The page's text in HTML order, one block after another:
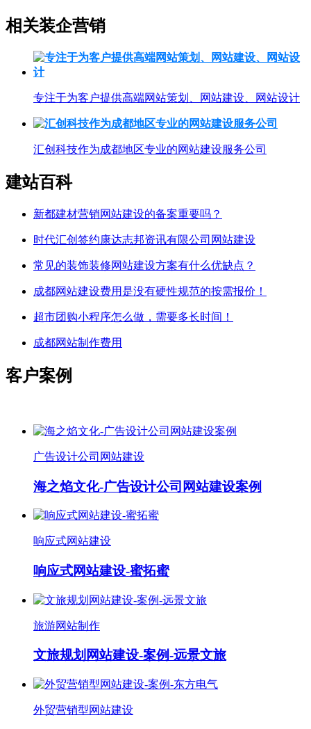
相关装企营销
专注于为客户提供高端网站策划、网站建设、网站设计
汇创科技作为成都地区专业的网站建设服务公司
建站百科
新都建材营销网站建设的备案重要吗？
时代汇创签约康达志邦资讯有限公司网站建设
常见的装饰装修网站建设方案有什么优缺点？
成都网站建设费用是没有硬性规范的按需报价！
超市团购小程序怎么做，需要多长时间！
成都网站制作费用
客户案例
广告设计公司网站建设
海之焰文化-广告设计公司网站建设案例
响应式网站建设
响应式网站建设-蜜拓蜜
旅游网站制作
文旅规划网站建设-案例-远景文旅
外贸营销型网站建设